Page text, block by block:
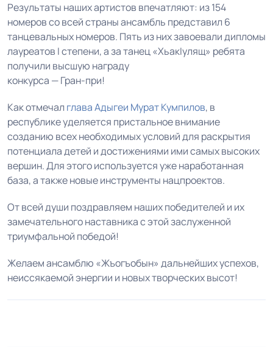
Результаты наших артистов впечатляют: из 154
номеров со всей страны ансамбль представил 6
танцевальных номеров. Пять из них завоевали дипломы
лауреатов I степени, а за танец «ХьакIулящ» ребята
получили высшую награду
конкурса — Гран-при!
Как отмечал глава Адыгеи Мурат Кумпилов, в
республике уделяется пристальное внимание
созданию всех необходимых условий для раскрытия
потенциала детей и достижениями ими самых высоких
вершин. Для этого используется уже наработанная
база, а также новые инструменты нацпроектов.
От всей души поздравляем наших победителей и их
замечательного наставника с этой заслуженной
триумфальной победой!
Желаем ансамблю «Жъогъобын» дальнейших успехов,
неиссякаемой энергии и новых творческих высот!